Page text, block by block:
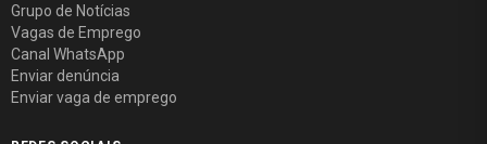
Grupo de Notícias
Vagas de Emprego
Canal WhatsApp
Enviar denúncia
Enviar vaga de emprego